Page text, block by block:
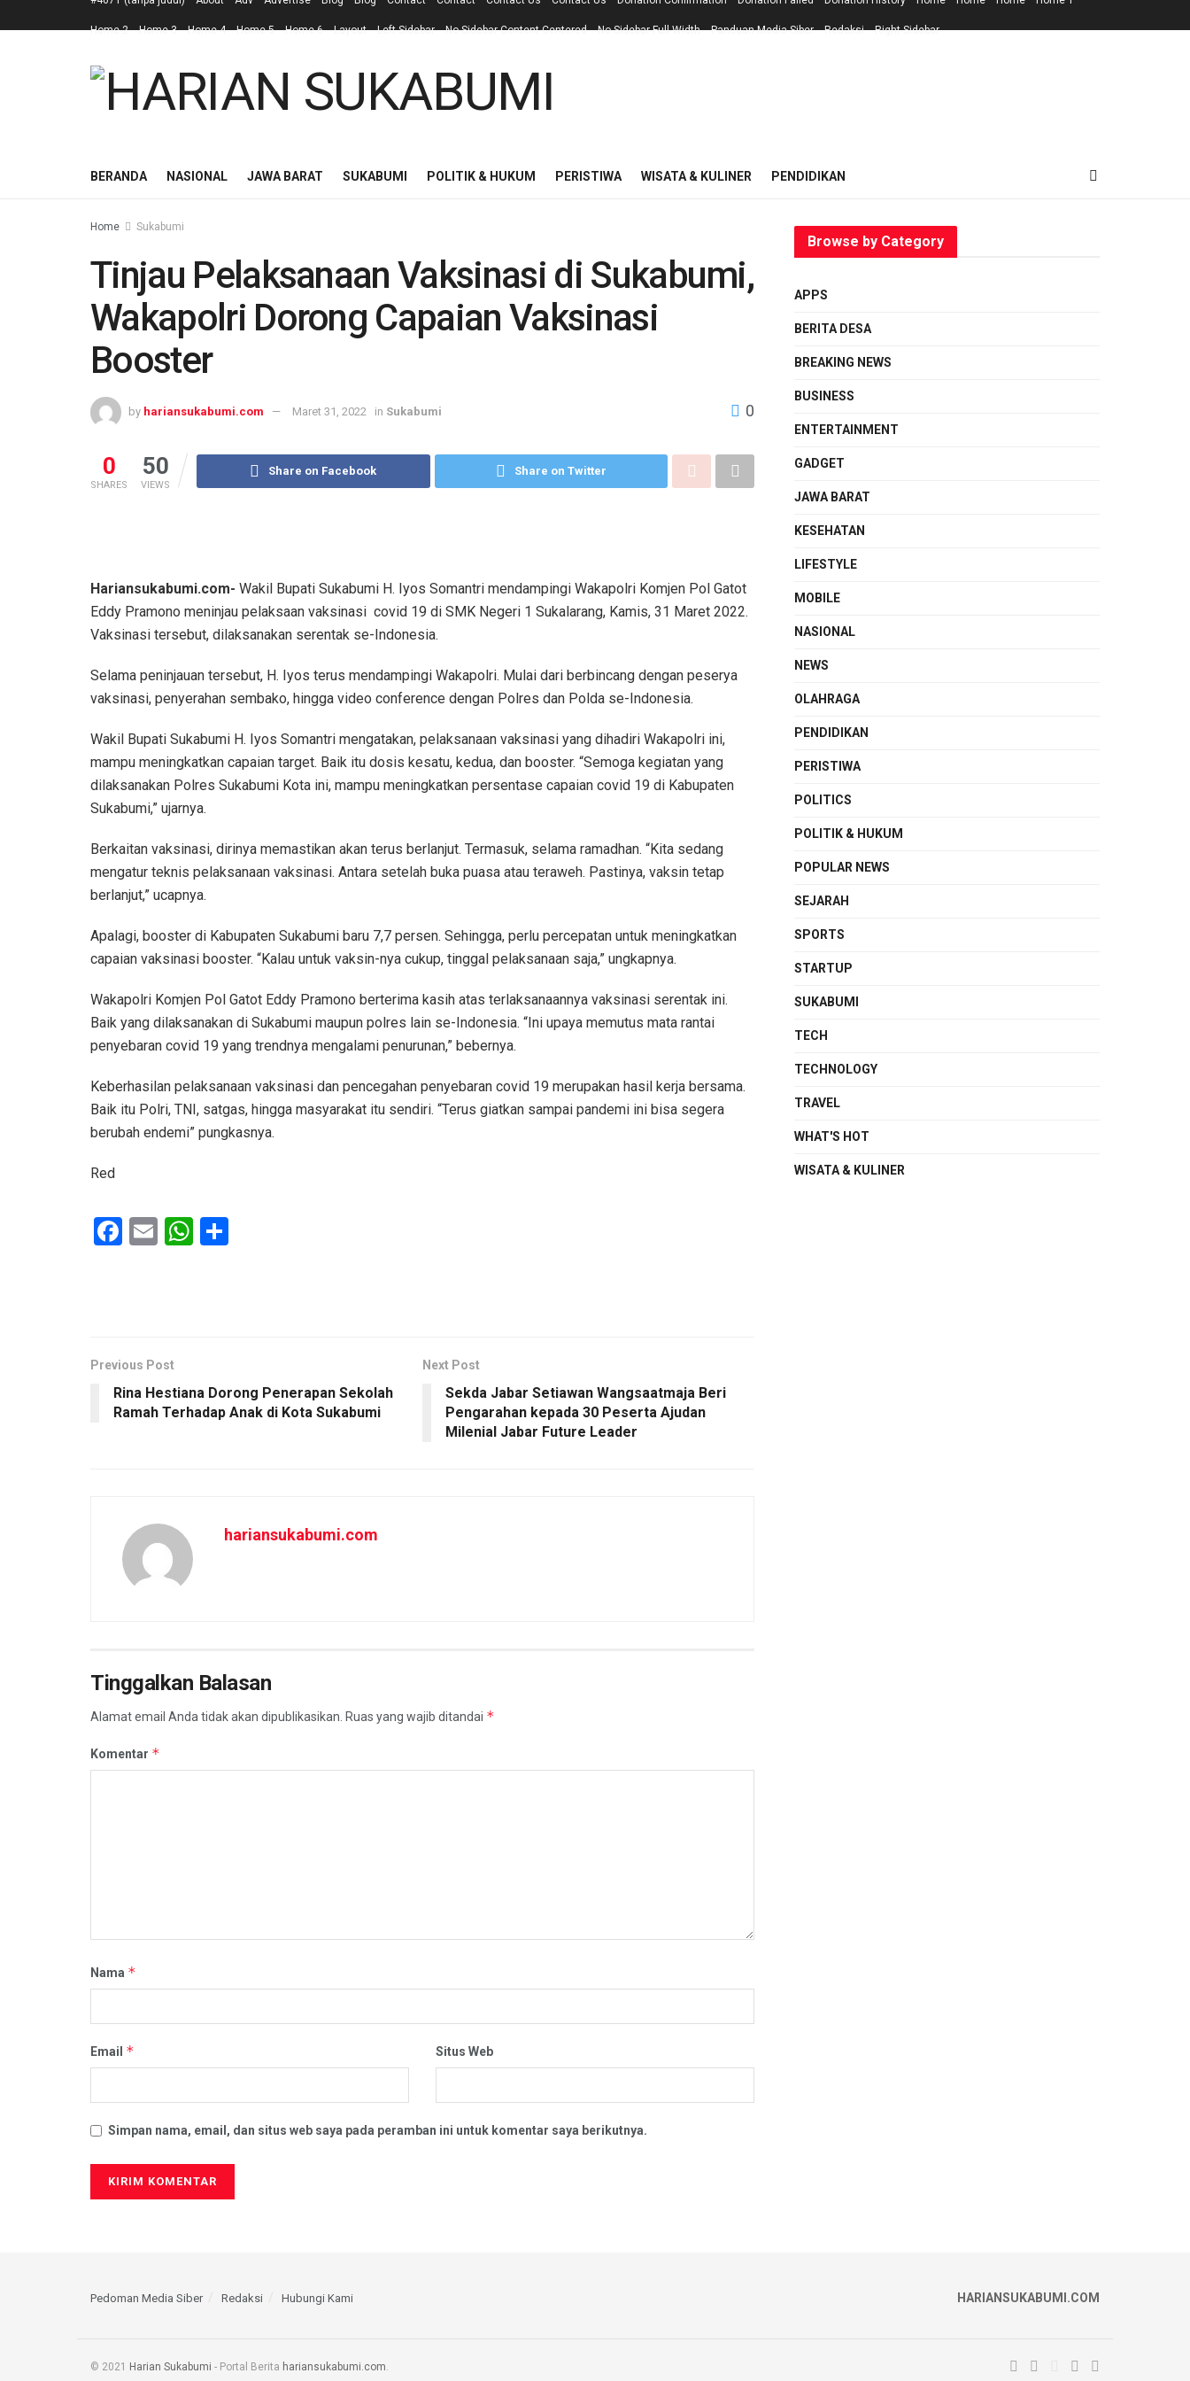
Home 2 Home 3 Home 4 Home 5 Home 6 Layout Left Sidebar No Sidebar Content Centered No Sidebar Full Width Panduan Media Siber Redaksi Right Sidebar
BERANDA NASIONAL JAWA BARAT SUKABUMI POLITIK & HUKUM PERISTIWA WISATA & KULINER PENDIDIKAN
Home Sukabumi
Tinjau Pelaksanaan Vaksinasi di Sukabumi,
Wakapolri Dorong Capaian Vaksinasi
Booster
by hariansukabumi.com Maret 31, 2022 in Sukabumi 0
0
SHARES
50
VIEWS
Share on Facebook Share on Twitter
Hariansukabumi.com- Wakil Bupati Sukabumi H. Iyos Somantri mendampingi Wakapolri Komjen Pol Gatot
Eddy Pramono meninjau pelaksaan vaksinasi covid 19 di SMK Negeri 1 Sukalarang, Kamis, 31 Maret 2022.
Vaksinasi tersebut, dilaksanakan serentak se-Indonesia.
Selama peninjauan tersebut, H. Iyos terus mendampingi Wakapolri. Mulai dari berbincang dengan peserya
vaksinasi, penyerahan sembako, hingga video conference dengan Polres dan Polda se-Indonesia.
Wakil Bupati Sukabumi H. Iyos Somantri mengatakan, pelaksanaan vaksinasi yang dihadiri Wakapolri ini,
mampu meningkatkan capaian target. Baik itu dosis kesatu, kedua, dan booster. “Semoga kegiatan yang
dilaksanakan Polres Sukabumi Kota ini, mampu meningkatkan persentase capaian covid 19 di Kabupaten
Sukabumi,” ujarnya.
Berkaitan vaksinasi, dirinya memastikan akan terus berlanjut. Termasuk, selama ramadhan. “Kita sedang
mengatur teknis pelaksanaan vaksinasi. Antara setelah buka puasa atau teraweh. Pastinya, vaksin tetap
berlanjut,” ucapnya.
Apalagi, booster di Kabupaten Sukabumi baru 7,7 persen. Sehingga, perlu percepatan untuk meningkatkan
capaian vaksinasi booster. “Kalau untuk vaksin-nya cukup, tinggal pelaksanaan saja,” ungkapnya.
Wakapolri Komjen Pol Gatot Eddy Pramono berterima kasih atas terlaksanaannya vaksinasi serentak ini.
Baik yang dilaksanakan di Sukabumi maupun polres lain se-Indonesia. “Ini upaya memutus mata rantai
penyebaran covid 19 yang trendnya mengalami penurunan,” bebernya.
Keberhasilan pelaksanaan vaksinasi dan pencegahan penyebaran covid 19 merupakan hasil kerja bersama.
Baik itu Polri, TNI, satgas, hingga masyarakat itu sendiri. “Terus giatkan sampai pandemi ini bisa segera
berubah endemi” pungkasnya.
Red
F
o
k
E
W
p
Previous Post
Rina Hestiana Dorong Penerapan Sekolah
Ramah Terhadap Anak di Kota Sukabumi
Next Post
Sekda Jabar Setiawan Wangsaatmaja Beri
Pengarahan kepada 30 Peserta Ajudan
Milenial Jabar Future Leader
hariansukabumi.com
Tinggalkan Balasan
Alamat email Anda tidak akan dipublikasikan. Ruas yang wajib ditandai *
Komentar *
Nama *
Email * Situs Web
Simpan nama, email, dan situs web saya pada peramban ini untuk komentar saya berikutnya.
Browse by Category
APPS
BERITA DESA
BREAKING NEWS
BUSINESS
ENTERTAINMENT
GADGET
JAWA BARAT
KESEHATAN
LIFESTYLE
MOBILE
NASIONAL
NEWS
OLAHRAGA
PENDIDIKAN
PERISTIWA
POLITICS
POLITIK & HUKUM
POPULAR NEWS
SEJARAH
SPORTS
STARTUP
SUKABUMI
TECH
TECHNOLOGY
TRAVEL
WHAT'S HOT
WISATA & KULINER
Pedoman Media Siber Redaksi Hubungi Kami HARIANSUKABUMI.COM
© 2021 Harian Sukabumi - Portal Berita hariansukabumi.com